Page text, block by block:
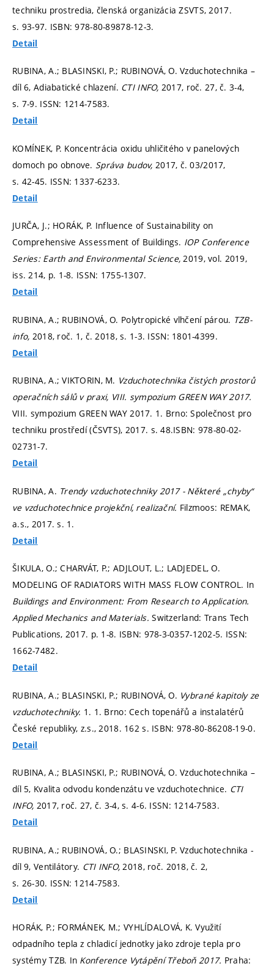
techniku prostredia, členská organizácia ZSVTS, 2017.
s. 93-97. ISBN: 978-80-89878-12-3.
Detail
RUBINA, A.; BLASINSKI, P.; RUBINOVÁ, O. Vzduchotechnika –
díl 6, Adiabatické chlazení. CTI INFO, 2017, roč. 27, č. 3-4,
s. 7-9. ISSN: 1214-7583.
Detail
KOMÍNEK, P. Koncentrácia oxidu uhličitého v panelových
domoch po obnove. Správa budov, 2017, č. 03/2017,
s. 42-45. ISSN: 1337-6233.
Detail
JURČA, J.; HORÁK, P. Influence of Sustainability on
Comprehensive Assessment of Buildings. IOP Conference
Series: Earth and Environmental Science,2019, vol. 2019,
iss. 214, p. 1-8. ISSN: 1755-1307.
Detail
RUBINA, A.; RUBINOVÁ, O. Polytropické vlhčení párou. TZB-
info, 2018, roč. 1, č. 2018,s. 1-3. ISSN: 1801-4399.
Detail
RUBINA, A.; VIKTORIN, M. Vzduchotechnika čistých prostorů
operačních sálů v praxi, VIII. sympozium GREEN WAY 2017.
VIII. sympozium GREEN WAY 2017. 1. Brno: Společnost pro
techniku prostředí (ČSVTS), 2017. s. 48.ISBN: 978-80-02-
02731-7.
Detail
RUBINA, A. Trendy vzduchotechniky 2017 - Některé „chyby“
ve vzduchotechnice projekční, realizační. Filzmoos: REMAK,
a.s., 2017.s. 1.
Detail
ŠIKULA, O.; CHARVÁT, P.; ADJLOUT, L.; LADJEDEL, O.
MODELING OF RADIATORS WITH MASS FLOW CONTROL. In
Buildings and Environment: From Research to Application.
Applied Mechanics and Materials.Switzerland: Trans Tech
Publications, 2017. p. 1-8. ISBN: 978-3-0357-1202-5. ISSN:
1662-7482.
Detail
RUBINA, A.; BLASINSKI, P.; RUBINOVÁ, O. Vybrané kapitoly ze
vzduchotechniky. 1. 1. Brno: Cech topenářů a instalatérů
České republiky, z.s., 2018. 162 s. ISBN: 978-80-86208-19-0.
Detail
RUBINA, A.; BLASINSKI, P.; RUBINOVÁ, O. Vzduchotechnika –
díl 5, Kvalita odvodu kondenzátu ve vzduchotechnice. CTI
INFO, 2017, roč. 27, č. 3-4,s. 4-6. ISSN: 1214-7583.
Detail
RUBINA, A.; RUBINOVÁ, O.; BLASINSKI, P. Vzduchotechnika -
díl 9, Ventilátory. CTI INFO, 2018, roč. 2018, č. 2,
s. 26-30. ISSN: 1214-7583.
Detail
HORÁK, P.; FORMÁNEK, M.; VYHLÍDALOVÁ, K. Využití
odpadního tepla z chladicí jednotky jako zdroje tepla pro
systémy TZB. In Konference Vytápění Třeboň 2017. Praha: